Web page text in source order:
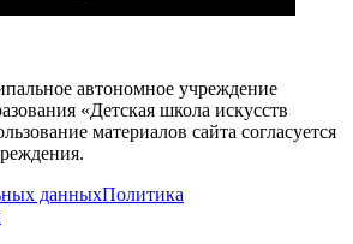
автономное учреждение
«Детская школа искусств
материалов сайта согласуется
данныхПолитика